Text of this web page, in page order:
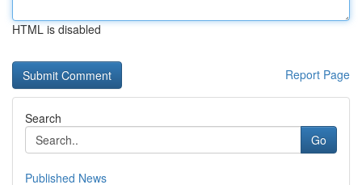
HTML is disabled
Report Page
Search
Go
Published News